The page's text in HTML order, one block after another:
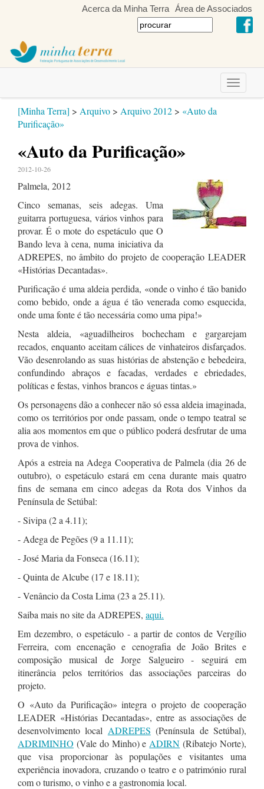
Acerca da Minha Terra Área de Associados
Toggle
[Minha Terra] > Arquivo > Arquivo 2012 > «Auto da
Purificação»
«Auto da Purificação»
2012-10-26
Palmela, 2012
Cinco semanas, seis adegas. Uma
guitarra portuguesa, vários vinhos para
provar. É o mote do espetáculo que O
Bando leva à cena, numa iniciativa da
ADREPES, no âmbito do projeto de cooperação LEADER
«Histórias Decantadas».
Purificação é uma aldeia perdida, «onde o vinho é tão banido
como bebido, onde a água é tão venerada como esquecida,
onde uma fonte é tão necessária como uma pipa!»
Nesta aldeia, «aguadilheiros bochecham e gargarejam
recados, enquanto aceitam cálices de vinhateiros disfarçados.
Vão desenrolando as suas histórias de abstenção e bebedeira,
confundindo abraços e facadas, verdades e ebriedades,
políticas e festas, vinhos brancos e águas tintas.»
Os personagens dão a conhecer não só essa aldeia imaginada,
como os territórios por onde passam, onde o tempo teatral se
alia aos momentos em que o público poderá desfrutar de uma
prova de vinhos.
Após a estreia na Adega Cooperativa de Palmela (dia 26 de
outubro), o espetáculo estará em cena durante mais quatro
fins de semana em cinco adegas da Rota dos Vinhos da
Península de Setúbal:
- Sivipa (2 a 4.11);
- Adega de Pegões (9 a 11.11);
- José Maria da Fonseca (16.11);
- Quinta de Alcube (17 e 18.11);
- Venâncio da Costa Lima (23 a 25.11).
Saiba mais no site da ADREPES, aqui.
Em dezembro, o espetáculo - a partir de contos de Vergílio
Ferreira, com encenação e cenografia de João Brites e
composição musical de Jorge Salgueiro - seguirá em
itinerância pelos territórios das associações parceiras do
projeto.
O «Auto da Purificação» integra o projeto de cooperação
LEADER «Histórias Decantadas», entre as associações de
desenvolvimento local ADREPES (Península de Setúbal),
ADRIMINHO (Vale do Minho) e ADIRN (Ribatejo Norte),
que visa proporcionar às populações e visitantes uma
experiência inovadora, cruzando o teatro e o património rural
com o turismo, o vinho e a gastronomia local.